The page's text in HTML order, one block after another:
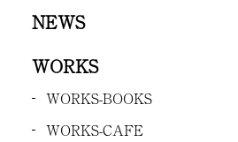
NEWS
WORKS
WORKS-BOOKS
WORKS-CAFE